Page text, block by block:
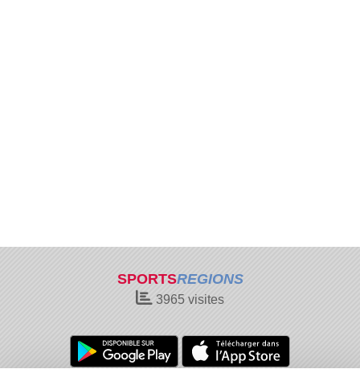
SPORTSREGIONS
3965 visites